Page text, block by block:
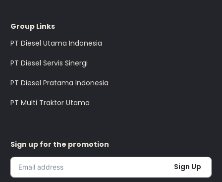
Group Links
PT Diesel Utama Indonesia
PT Diesel Servis Sinergi
PT Diesel Pratama Indonesia
PT Multi Traktor Utama
Sign up for the promotion
Sign Up